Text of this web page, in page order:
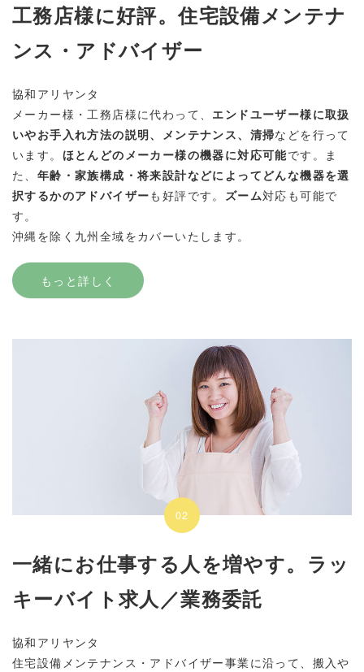
工務店様に好評。住宅設備メンテナ
ンス・アドバイザー
協和アリヤンタ
メーカー様・工務店様に代わって、 エンドユーザー様に取扱
いやお手入れ方法の説明、メンテナンス、清掃などを行って
います。 ほとんどのメーカー様の機器に対応可能です。ま
た、 年齢・家族構成・将来設計などによってどんな機器を選
択するかのアドバイザーも好評です。 ズーム対応も可能で
す。
沖縄を除く九州全域をカバーいたします。
もっと詳しく
02
一緒にお仕事する人を増やす。ラッ
キーバイト求人／業務委託
協和アリヤンタ
住宅設備メンテナンス・アドバイザー事業に沿って、搬入や